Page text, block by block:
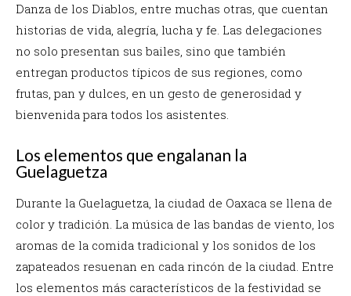
Danza de los Diablos, entre muchas otras, que cuentan
historias de vida, alegría, lucha y fe. Las delegaciones
no solo presentan sus bailes, sino que también
entregan productos típicos de sus regiones, como
frutas, pan y dulces, en un gesto de generosidad y
bienvenida para todos los asistentes.
Los elementos que engalanan la
Guelaguetza
Durante la Guelaguetza, la ciudad de Oaxaca se llena de
color y tradición. La música de las bandas de viento, los
aromas de la comida tradicional y los sonidos de los
zapateados resuenan en cada rincón de la ciudad. Entre
los elementos más característicos de la festividad se